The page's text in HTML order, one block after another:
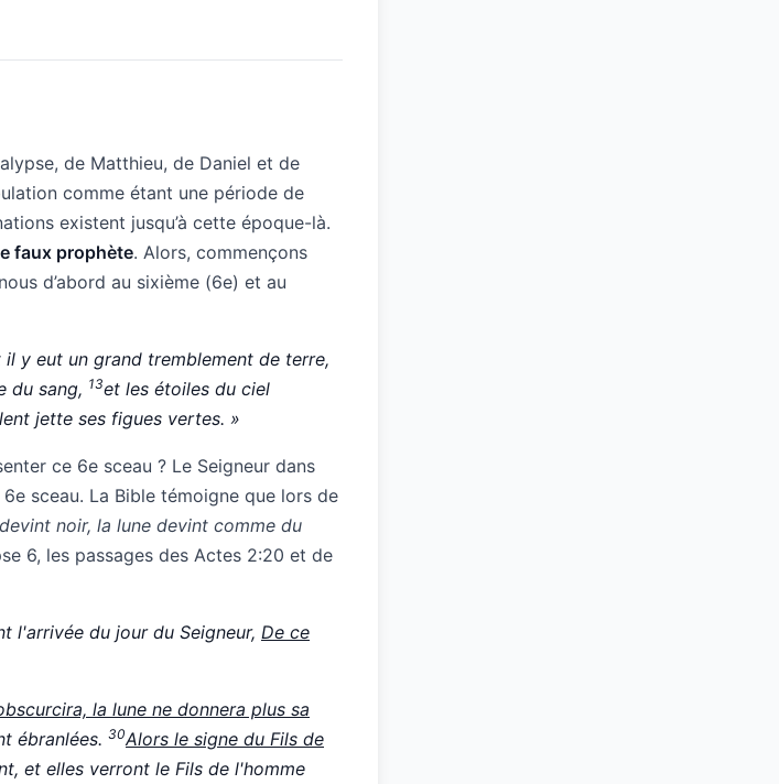
de Matthieu, de Daniel et de
comme étant une période de
existent jusqu’à cette époque-là.
faux prophète. Alors, commençons
d’abord au sixième (6e) et au
il y eut un grand tremblement de terre,
du sang, 13et les étoiles du ciel
jette ses figues vertes. »
ce 6e sceau ? Le Seigneur dans
sceau. La Bible témoigne que lors de
noir, la lune devint comme du
6, les passages des Actes 2:20 et de
l'arrivée du jour du Seigneur, De ce
la lune ne donnera plus sa
ébranlées. 30Alors le signe du Fils de
et elles verront le Fils de l'homme